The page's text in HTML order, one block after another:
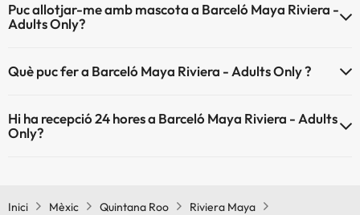
Puc allotjar-me amb mascota a Barceló Maya Riviera -
Adults Only?
Què puc fer a Barceló Maya Riviera - Adults Only ?
activitats (algunes poden ser de pagament).
Hi ha recepció 24 hores a Barceló Maya Riviera - Adults
Only?
Inici Mèxic Quintana Roo
Riviera Maya